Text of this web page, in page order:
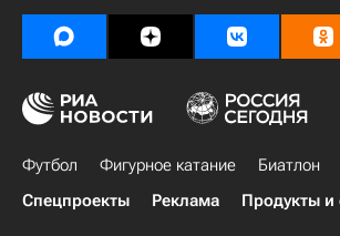
Футбол Фигурное катание Биатлон
Спецпроекты
Реклама Продукты и